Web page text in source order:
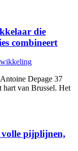
die
combineert
Depage 37
hart van Brussel. Het
volle pijplijnen,